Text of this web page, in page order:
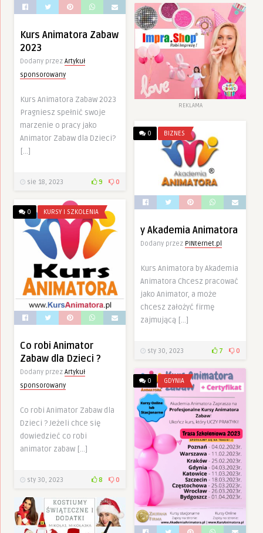
Kurs Animatora Zabaw
2023
Dodany przez Artykuł
sponsorowany
Kurs Animatora Zabaw 2023
Pragniesz spełnić swoje
marzenie o pracy jako
Animator Zabaw dla Dzieci?
[…]
sie 18, 2023 9 0
REKLAMA
0 BIZNES
y Akademia Animatora
Dodany przez PINternet.pl
Kurs Animatora by Akademia
Animatora Chcesz pracować
jako Animator, a może
chcesz założyć firmę
zajmującą […]
sty 30, 2023 7 0
0 KURSY I SZKOLENIA
Co robi Animator
Zabaw dla Dzieci ?
Dodany przez Artykuł
sponsorowany
Co robi Animator Zabaw dla
Dzieci ? Jeżeli chce się
dowiedzieć co robi
animator zabaw […]
sty 30, 2023 8 0
0 GDYNIA